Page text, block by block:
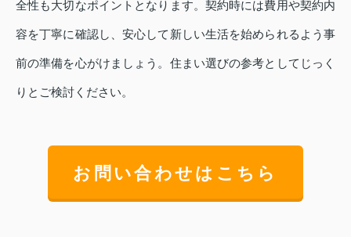
全性も大切なポイントとなります。契約時には費用や契約内
容を丁寧に確認し、安心して新しい生活を始められるよう事
前の準備を心がけましょう。住まい選びの参考としてじっく
りとご検討ください。
お問い合わせはこちら